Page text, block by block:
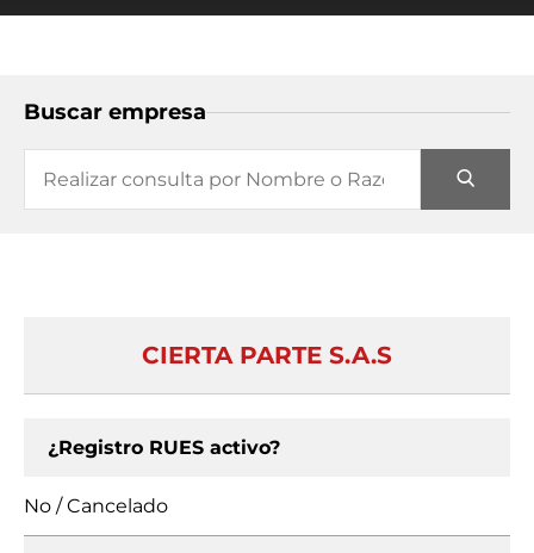
Buscar empresa
CIERTA PARTE S.A.S
¿Registro RUES activo?
No / Cancelado